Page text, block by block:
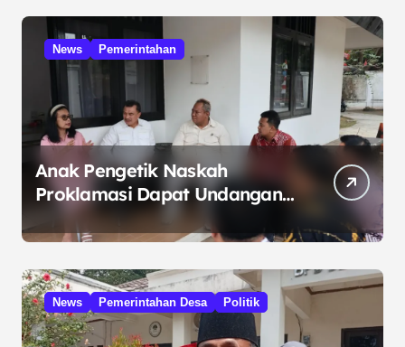
News Pemerintahan
Anak Pengetik Naskah
Proklamasi Dapat Undangan
HUT RI dari Presiden
Prabowo
News Pemerintahan Desa Politik